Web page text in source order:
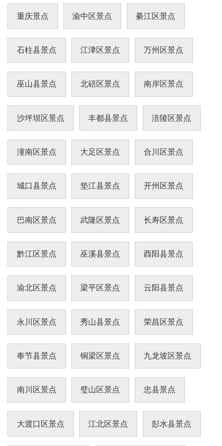
早在东汉就有人聚居，元代设建制镇。
重庆景点 渝中区景点 綦江区景点
石柱县景点 江津区景点 万州区景点
巫山县景点 北碚区景点 南岸区景点
沙坪坝区景点 丰都县景点 涪陵区景点
潼南区景点 大足区景点 合川区景点
城口县景点 垫江县景点 开州区景点
巴南区景点 武隆区景点 长寿区景点
黔江区景点 巫溪县景点 酉阳县景点
渝北区景点 梁平区景点 云阳县景点
永川区景点 秀山县景点 荣昌区景点
奉节县景点 铜梁区景点 九龙坡区景点
南川区景点 璧山区景点 忠县景点
大渡口区景点 江北区景点 彭水县景点